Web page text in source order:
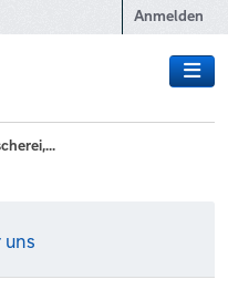
Anmelden
uns